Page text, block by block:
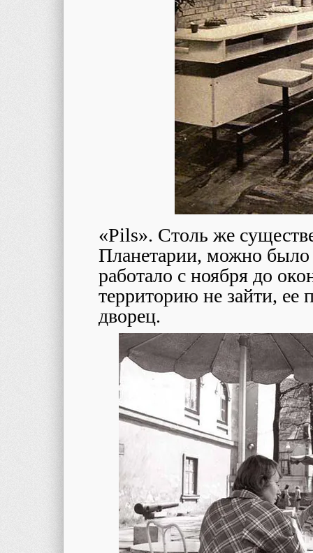
«Pils». Столь же
Планетарии, можно было
работало с ноября до
территорию не зайти, ее
дворец.